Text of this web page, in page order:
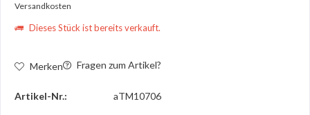
Versandkosten
Dieses Stück ist bereits verkauft.
Merken Fragen zum Artikel?
Artikel-Nr.: aTM10706